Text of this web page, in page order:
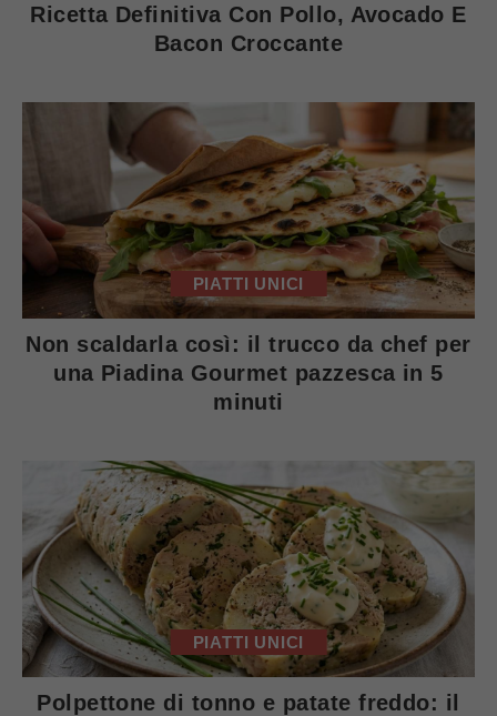
Ricetta Definitiva Con Pollo, Avocado E
Bacon Croccante
PIATTI UNICI
Non scaldarla così: il trucco da chef per
una Piadina Gourmet pazzesca in 5
minuti
PIATTI UNICI
Polpettone di tonno e patate freddo: il